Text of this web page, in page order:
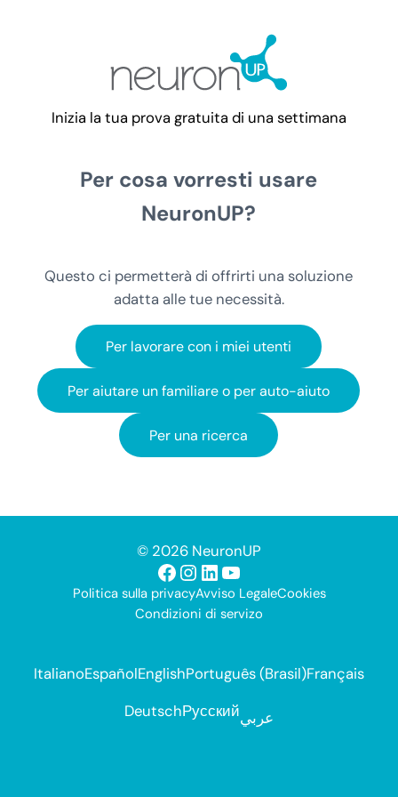
Inizia la tua prova gratuita di una settimana
Per cosa vorresti usare
NeuronUP?
Questo ci permetterà di offrirti una soluzione
adatta alle tue necessità.
Per lavorare con i miei utenti
Per aiutare un familiare o per auto-aiuto
Per una ricerca
© 2026 NeuronUP
Facebook
Instagram
LinkedIn
YouTube
Politica sulla privacyAvviso LegaleCookies
Condizioni di servizo
ItalianoEspañolEnglishPortuguês (Brasil)Français
DeutschРусскийعربي